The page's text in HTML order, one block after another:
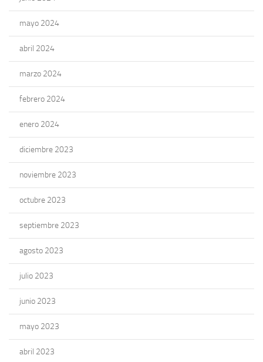
mayo 2024
abril 2024
marzo 2024
febrero 2024
enero 2024
diciembre 2023
noviembre 2023
octubre 2023
septiembre 2023
agosto 2023
julio 2023
junio 2023
mayo 2023
abril 2023